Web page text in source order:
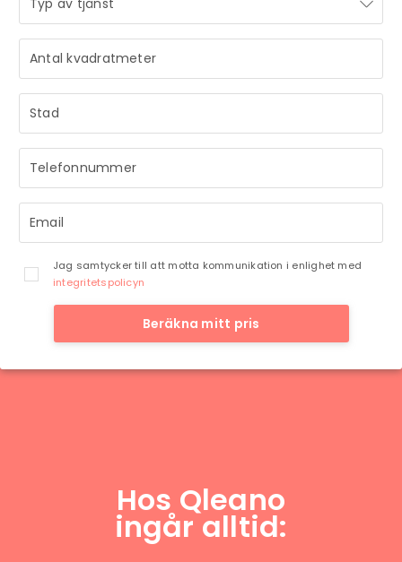
STRÅLANDE!
Ditt meddelande är mottaget och vi återkommer till dig
så snart vi har möjlighet.
Jag samtycker till att motta kommunikation i enlighet med
integritetspolicyn
Beräkna mitt pris
Hos Qleano
ingår alltid: